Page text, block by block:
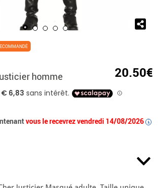
homme 20.50€
vous le recevrez vendredi 14/08/2026 i